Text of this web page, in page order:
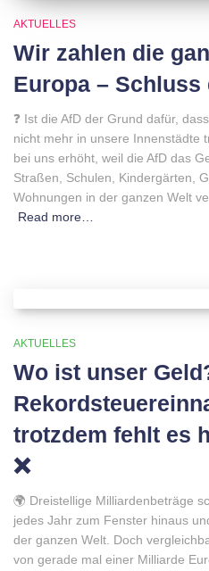
AKTUELLES
Wir zahlen die
Europa – Schluss
❓ Ist die AfD der Grund dafür,
nicht mehr in unsere Innenstädte
bei uns erhöht, weil die AfD das
Straßen, Schulen, Kindergärten,
Wohnungen in der ganzen Welt
Read more…
AKTUELLES
Wo ist unser
trotzdem fehlt es
❌
🌍 Dreistellige Milliardenbeträge
jedes Jahr zum Fenster hinaus
der ganzen Welt. Doch
von gerade mal einer Milliarde